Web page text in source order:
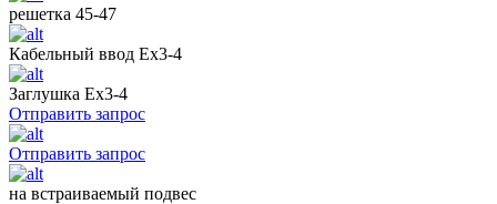
решетка 45-47
Кабельный ввод Ех3-4
Заглушка Ех3-4
Отправить запрос
Отправить запрос
на встраиваемый подвес